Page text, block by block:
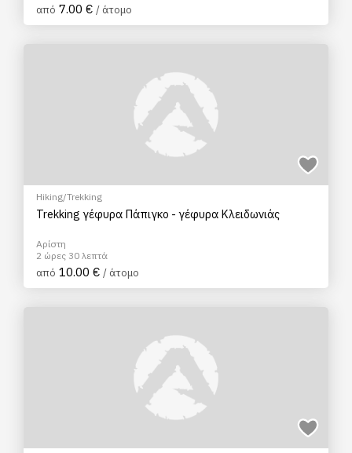
από 7.00 € / άτομο
Hiking/Trekking
Trekking γέφυρα Πάπιγκο - γέφυρα Κλειδωνιάς
Αρίστη
2 ώρες 30 λεπτά
από 10.00 € / άτομο